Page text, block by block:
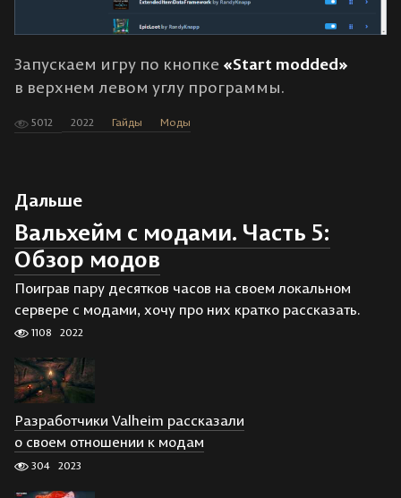
Запускаем игру по кнопке «Start modded»
в верхнем левом углу программы.
5012 2022 Гайды Моды
Дальше
Вальхейм с модами. Часть 5:
Обзор модов
Поиграв пару десятков часов на своем локальном
сервере с модами, хочу про них кратко рассказать.
1108 2022
Разработчики Valheim рассказали
о своем отношении к модам
304 2023